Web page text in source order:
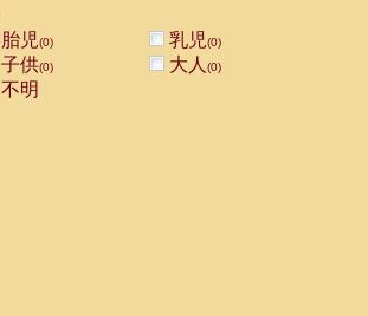
胎児(0) 乳児(0)
子供(0) 大人 (0)
不明